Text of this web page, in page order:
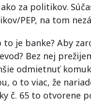
za politikov.
PEP, na tom
to je banke? Aby
Bez nej
odmietnuť
o to viac, že
č. 65 to otvorene